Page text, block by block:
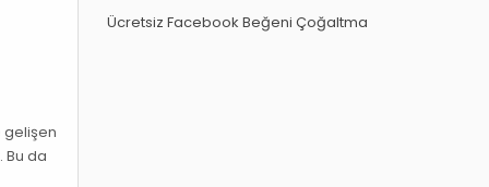
gelişen
Bu da
Ücretsiz Facebook Beğeni Çoğaltma